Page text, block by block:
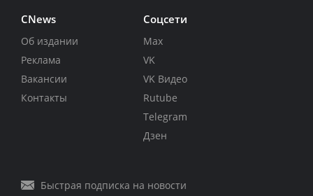
CNews
Об издании
Реклама
Вакансии
Контакты
Соцсети
Max
VK
VK Видео
Rutube
Telegram
Дзен
Быстрая подписка на новости